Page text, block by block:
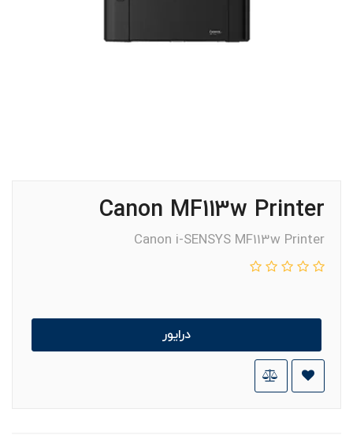
Canon MF113w Printer
Canon i-SENSYS MF113w Printer
درایور